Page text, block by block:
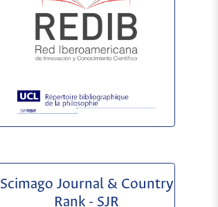
Scimago Journal & Country
Rank - SJR